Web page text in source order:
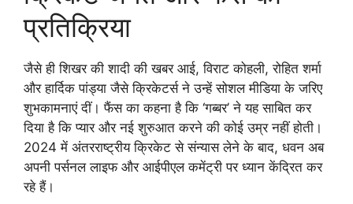
प्रतिक्रिया
जैसे ही शिखर की शादी की खबर आई, विराट कोहली, रोहित शर्मा
और हार्दिक पांड्या जैसे क्रिकेटर्स ने उन्हें सोशल मीडिया के जरिए
शुभकामनाएं दीं। फैंस का कहना है कि ‘गब्बर’ ने यह साबित कर
दिया है कि प्यार और नई शुरुआत करने की कोई उम्र नहीं होती।
2024 में अंतरराष्ट्रीय क्रिकेट से संन्यास लेने के बाद, धवन अब
अपनी पर्सनल लाइफ और आईपीएल कमेंट्री पर ध्यान केंद्रित कर
रहे हैं।